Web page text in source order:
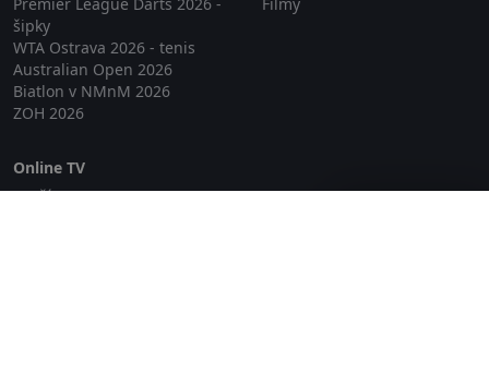
šipky
WTA Ostrava 2026 - tenis
Australian Open 2026
Biatlon v NMnM 2026
ZOH 2026
Online TV
Lepší.TV